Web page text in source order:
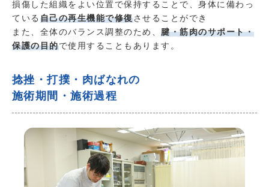
損傷した組織をよい位置で保持することで、身体に備わっ
ている 自己の再生機能で修復させることができ
また、全体のバランス調整のため、 腱・筋肉のサポート・
保護の目的で使用することもあります。
捻挫・打撲・肉ばなれの
施術期間・施術過程